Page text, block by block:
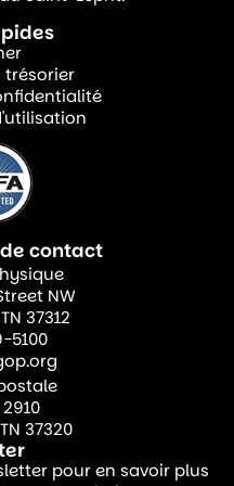
décent dans la
sa famille et de
tard. Je suppose
persévérant, car
nous avons
marier. Nous
16 décembre 1989.
notre 37e
le ministère de
sommes mariés.
mariage en nous
garçon. J’ai été
trésorier
contact
NW
37312
5100
37320
pour en savoir plus